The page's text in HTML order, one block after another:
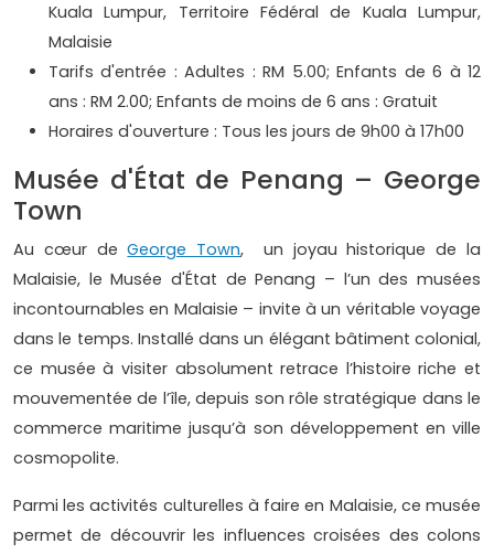
Kuala Lumpur, Territoire Fédéral de Kuala Lumpur,
Malaisie
Tarifs d'entrée : Adultes : RM 5.00; Enfants de 6 à 12
ans : RM 2.00; Enfants de moins de 6 ans : Gratuit
Horaires d'ouverture : Tous les jours de 9h00 à 17h00
Musée d'État de Penang – George
Town
Au cœur deGeorge Town, un joyau historique de la
Malaisie, le Musée d'État de Penang – l’un des musées
incontournables en Malaisie – invite à un véritable voyage
dans le temps. Installé dans un élégant bâtiment colonial,
ce musée à visiter absolument retrace l’histoire riche et
mouvementée de l’île, depuis son rôle stratégique dans le
commerce maritime jusqu’à son développement en ville
cosmopolite.
Parmi les activités culturelles à faire en Malaisie, ce musée
permet de découvrir les influences croisées des colons